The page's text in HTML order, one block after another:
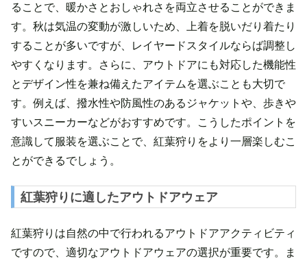
ることで、暖かさとおしゃれさを両立させることができま
す。秋は気温の変動が激しいため、上着を脱いだり着たり
することが多いですが、レイヤードスタイルならば調整し
やすくなります。さらに、アウトドアにも対応した機能性
とデザイン性を兼ね備えたアイテムを選ぶことも大切で
す。例えば、撥水性や防風性のあるジャケットや、歩きや
すいスニーカーなどがおすすめです。こうしたポイントを
意識して服装を選ぶことで、紅葉狩りをより一層楽しむこ
とができるでしょう。
紅葉狩りに適したアウトドアウェア
紅葉狩りは自然の中で行われるアウトドアアクティビティ
ですので、適切なアウトドアウェアの選択が重要です。ま